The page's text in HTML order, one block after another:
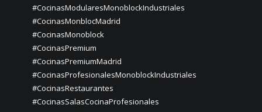
#CocinasModularesMonoblockIndustriales
#CocinasMonblocMadrid
#CocinasMonoblock
#CocinasPremium
#CocinasPremiumMadrid
#CocinasProfesionalesMonoblockIndustriales
#CocinasRestaurantes
#CocinasSalasCocinaProfesionales